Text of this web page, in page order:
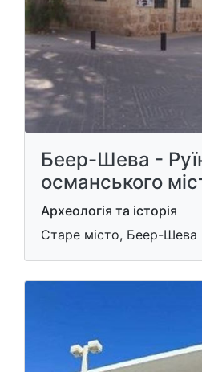
Беер-Шева -
османського
Археологія та історія
Старе місто, Беер-Шева